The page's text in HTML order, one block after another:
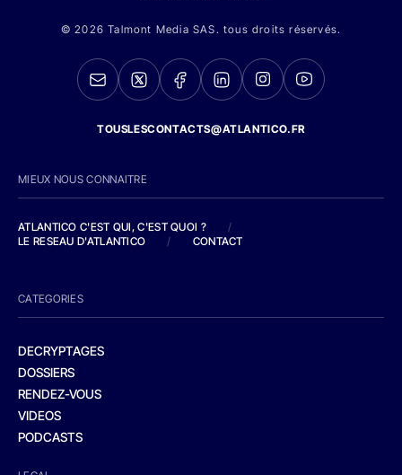
© 2026 Talmont Media SAS. tous droits réservés.
TOUSLESCONTACTS@ATLANTICO.FR
MIEUX NOUS CONNAITRE
ATLANTICO C'EST QUI, C'EST QUOI ?
/
LE RESEAU D'ATLANTICO
/ CONTACT
CATEGORIES
DECRYPTAGES
DOSSIERS
RENDEZ-VOUS
VIDEOS
PODCASTS